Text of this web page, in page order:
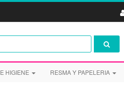
HIGIENE RESMA Y PAPELERIA